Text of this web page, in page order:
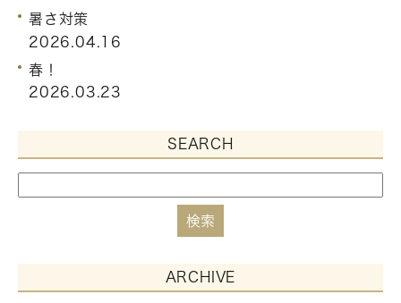
暑さ対策
2026.04.16
春！
2026.03.23
SEARCH
ARCHIVE